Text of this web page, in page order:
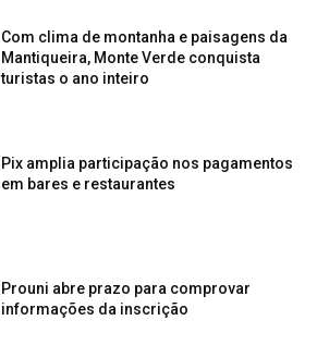
Com clima de montanha e paisagens da
Mantiqueira, Monte Verde conquista
turistas o ano inteiro
Pix amplia participação nos pagamentos
em bares e restaurantes
Prouni abre prazo para comprovar
informações da inscrição